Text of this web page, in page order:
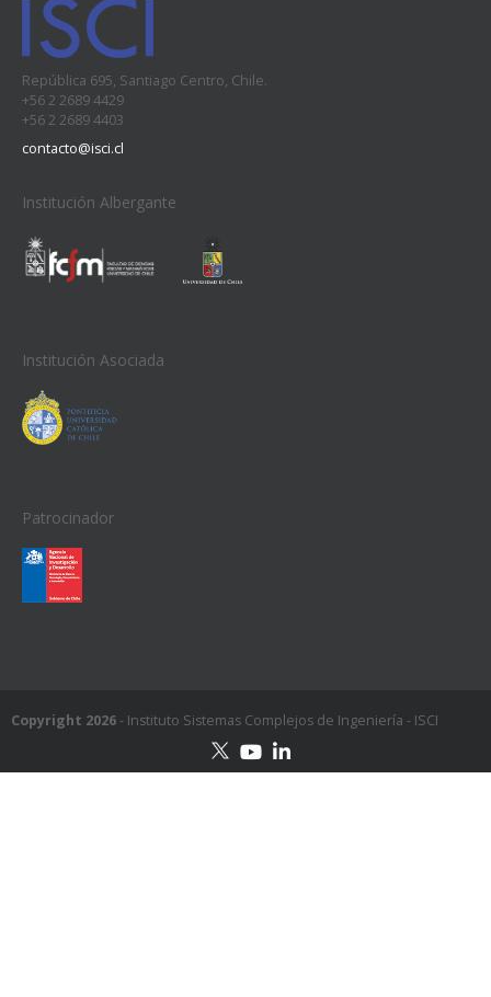
República 695, Santiago Centro, Chile.
+56 2 2689 4429
+56 2 2689 4403
contacto@isci.cl
Institución Albergante
Institución Asociada
Patrocinador
Copyright 2026- Instituto Sistemas Complejos de Ingeniería - ISCI